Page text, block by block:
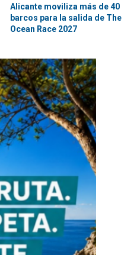
Alicante moviliza más de 40
barcos para la salida de The
Ocean Race 2027